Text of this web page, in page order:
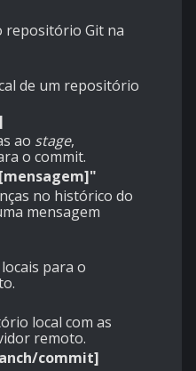
repositório Git na
de um repositório
ao stage,
o commit.
no histórico do
mensagem
para o
local com as
remoto.
commit]